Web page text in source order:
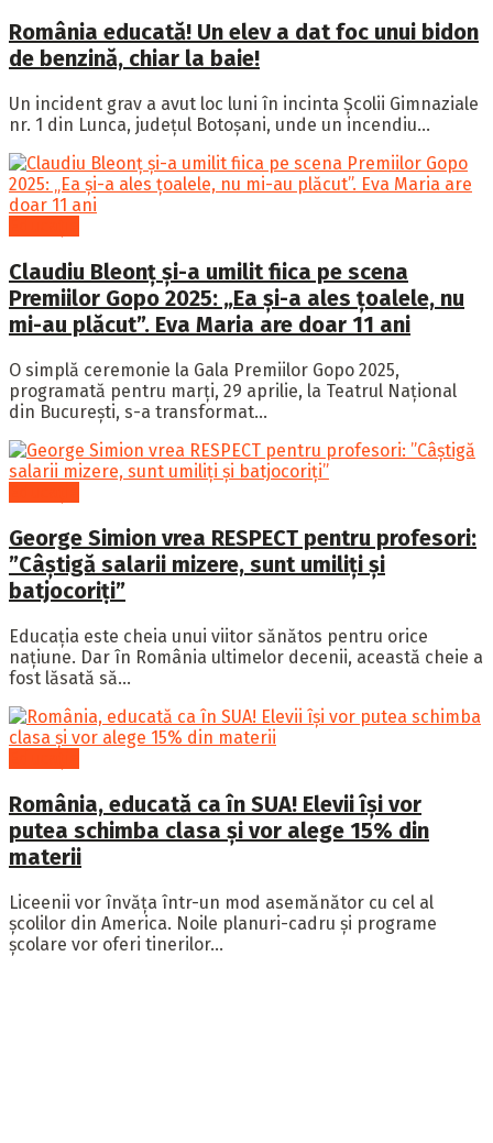
România educată! Un elev a dat foc unui bidon
de benzină, chiar la baie!
Un incident grav a avut loc luni în incinta Școlii Gimnaziale
nr. 1 din Lunca, județul Botoșani, unde un incendiu...
Claudiu Bleonț și-a umilit fiica pe scena
Premiilor Gopo 2025: „Ea și-a ales țoalele, nu
mi-au plăcut”. Eva Maria are doar 11 ani
O simplă ceremonie la Gala Premiilor Gopo 2025,
programată pentru marți, 29 aprilie, la Teatrul Național
din București, s-a transformat...
George Simion vrea RESPECT pentru profesori:
”Câștigă salarii mizere, sunt umiliți și
batjocoriți”
Educația este cheia unui viitor sănătos pentru orice
națiune. Dar în România ultimelor decenii, această cheie a
fost lăsată să...
România, educată ca în SUA! Elevii îşi vor
putea schimba clasa şi vor alege 15% din
materii
Liceenii vor învăța într-un mod asemănător cu cel al
școlilor din America. Noile planuri-cadru și programe
școlare vor oferi tinerilor...